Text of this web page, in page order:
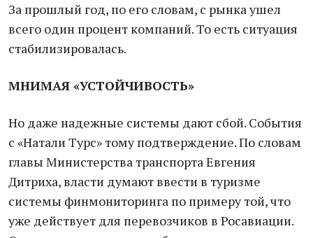
За прошлый год, по его словам, с рынка ушел
всего один процент компаний. То есть ситуация
стабилизировалась.
МНИМАЯ «УСТОЙЧИВОСТЬ»
Но даже надежные системы дают сбой. События
с «Натали Турс» тому подтверждение. По словам
главы Министерства транспорта Евгения
Дитриха, власти думают ввести в туризме
системы финмониторинга по примеру той, что
уже действует для перевозчиков в Росавиации.